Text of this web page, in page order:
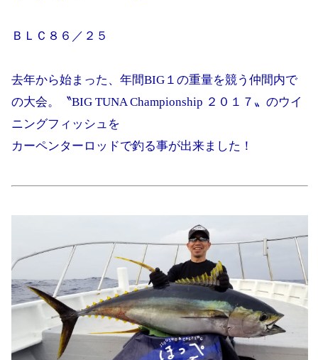
ＢＬＣ８６／２５
去年から始まった、年間BIG１の重量を競う仲間内で
の大会。〝BIG TUNA Championship ２０１７〟のウイ
ニングフィッシュを
カーペンターロッドで釣る事が出来ました！